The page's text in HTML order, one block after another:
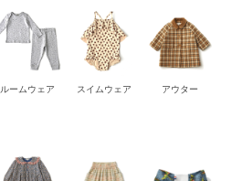
ルームウェア スイムウェア アウター